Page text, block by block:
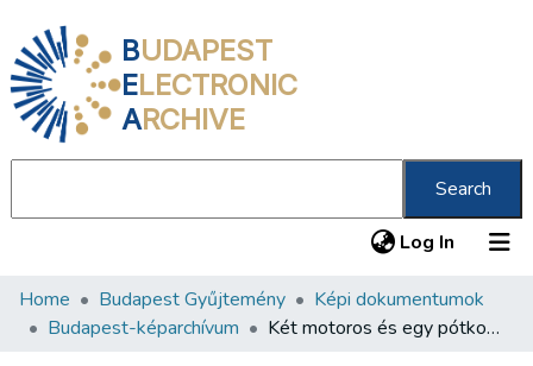
BUDAPEST
ELECTRONIC
ARCHIVE
Search
Log In (current)
Communities & Collections
Home Budapest Gyűjtemény
Képi dokumentumok
Budapest-képarchívum
Két motoros és egy pótkocsiból összeállított távkapcsolású vonat